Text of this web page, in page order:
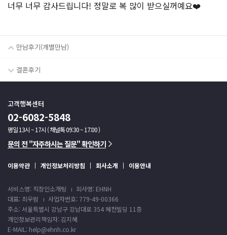
너무 너무 감사드립니다! 정말로 복 많이 받으실꺼예요❤️
만남후기(개별만남)
결혼후기
고객행복센터
02-6082-5848
평일 13시 ~ 17시 ( 채널톡 09:30 ~ 17:00 )
문의 전 "자주하시는 질문" 확인하기
이용약관 개인정보처리방침 회사소개 이용안내
서비스명: 직장인소개팅
회사명: EHNH
대표: 최우람
사업자번호: 779-49-00366
주소: 서울특별시 강남구 강남대로 354 혜천빌딩 11층
개인정보관리책임자: 김지혜
E-MAIL: help@ehnh.co.kr